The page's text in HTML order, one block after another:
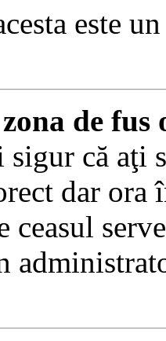
este
de
sigur că aţi
dar ora
ceasul